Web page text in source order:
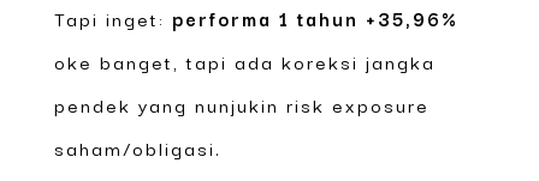
Tapi inget: performa 1 tahun +35,96%
oke banget, tapi ada koreksi jangka
pendek yang nunjukin risk exposure
saham/obligasi.